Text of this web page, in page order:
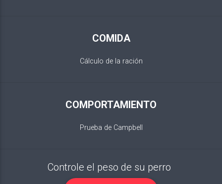
COMIDA
Cálculo de la ración
COMPORTAMIENTO
Prueba de Campbell
Controle el peso de su perro